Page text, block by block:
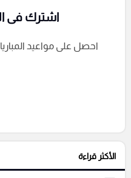
التعليقات السابقة
اشترك فى
احصل على مواعيد
الأكثر قراءة